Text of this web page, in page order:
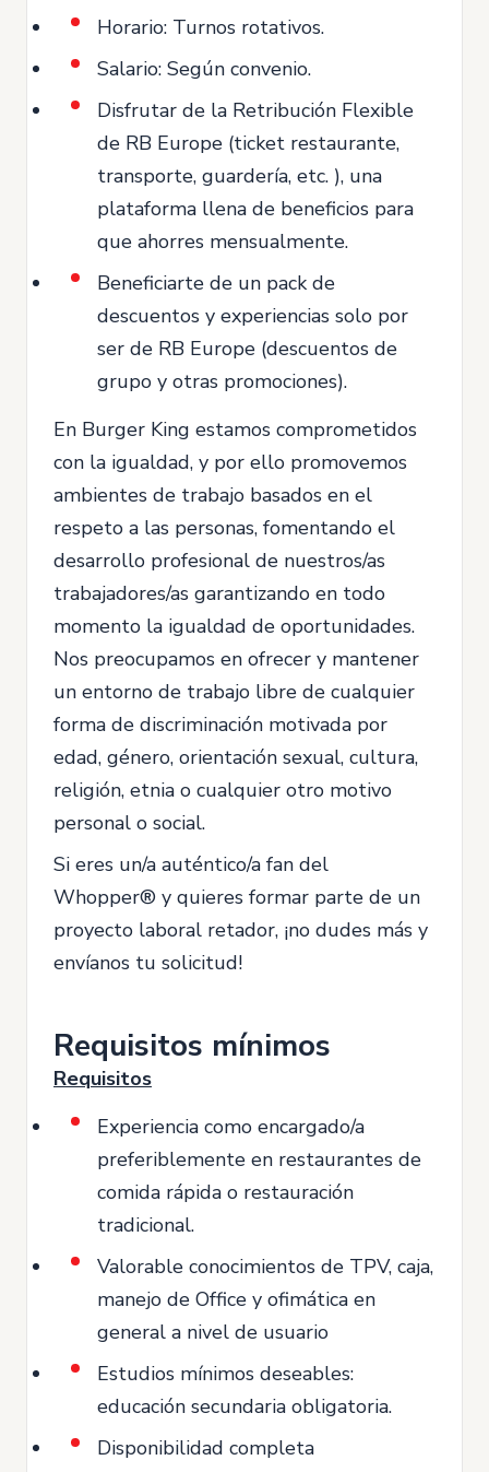
Horario: Turnos rotativos.
Salario: Según convenio.
Disfrutar de la Retribución Flexible
de RB Europe (ticket restaurante,
transporte, guardería, etc. ), una
plataforma llena de beneficios para
que ahorres mensualmente.
Beneficiarte de un pack de
descuentos y experiencias solo por
ser de RB Europe (descuentos de
grupo y otras promociones).
En Burger King estamos comprometidos
con la igualdad, y por ello promovemos
ambientes de trabajo basados en el
respeto a las personas, fomentando el
desarrollo profesional de nuestros/as
trabajadores/as garantizando en todo
momento la igualdad de oportunidades.
Nos preocupamos en ofrecer y mantener
un entorno de trabajo libre de cualquier
forma de discriminación motivada por
edad, género, orientación sexual, cultura,
religión, etnia o cualquier otro motivo
personal o social.
Si eres un/a auténtico/a fan del
Whopper® y quieres formar parte de un
proyecto laboral retador, ¡no dudes más y
envíanos tu solicitud!
Requisitos mínimos
Requisitos
Experiencia como encargado/a
preferiblemente en restaurantes de
comida rápida o restauración
tradicional.
Valorable conocimientos de TPV, caja,
manejo de Office y ofimática en
general a nivel de usuario
Estudios mínimos deseables:
educación secundaria obligatoria.
Disponibilidad completa